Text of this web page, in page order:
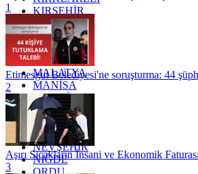
KIRŞEHİR
KOCAELİ
KONYA
KÜTAHYA
KİLİS
MALATYA
MANİSA
MARDİN
MERSİN
MUĞLA
MUŞ
NEVŞEHİR
NİĞDE
ORDU
1
Etimesgut Belediyesi'ne soruşturma: 44
2
Aşırı Sıcakların İnsani ve Ekonomik
3